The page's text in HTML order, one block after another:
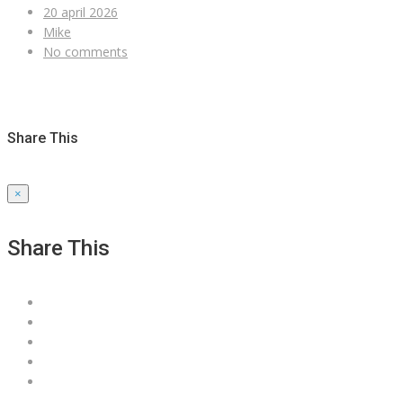
20 april 2026
Mike
No comments
Share This
×
Share This